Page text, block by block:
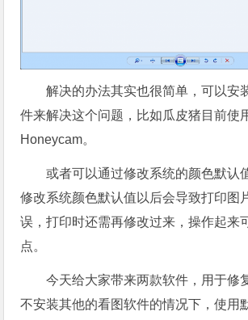
解决的办法其实也很简单，可以安
件来解决这个问题，比如瓜皮猪目前使
Honeycam。
或者可以通过修改系统的颜色默认
修改系统颜色默认值以后会导致打印图
误，打印时还需再修改过来，操作起来
点。
今天给大家带来两款软件，用于修
不安装其他的看图软件的情况下，使用